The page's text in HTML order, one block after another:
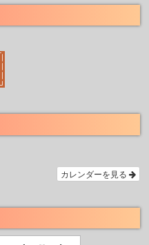
カレンダーを見る